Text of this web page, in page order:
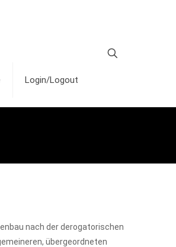
Login/Logout
nach der derogatorischen
übergeordneten